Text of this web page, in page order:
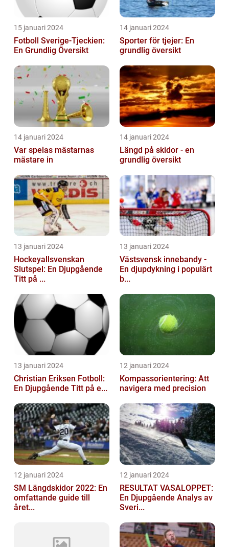
15 januari 2024
Fotboll Sverige-Tjeckien:
En Grundlig Översikt
14 januari 2024
Sporter för tjejer: En
grundlig översikt
14 januari 2024
Var spelas mästarnas
mästare in
14 januari 2024
Längd på skidor - en
grundlig översikt
13 januari 2024
Hockeyallsvenskan
Slutspel: En Djupgående
Titt på ...
13 januari 2024
Västsvensk innebandy -
En djupdykning i populärt
b...
13 januari 2024
Christian Eriksen Fotboll:
En Djupgående Titt på e...
12 januari 2024
Kompassorientering: Att
navigera med precision
12 januari 2024
SM Längdskidor 2022: En
omfattande guide till
året...
12 januari 2024
RESULTAT VASALOPPET:
En Djupgående Analys av
Sveri...